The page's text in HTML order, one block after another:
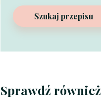
Szukaj przepisu
Sprawdź również